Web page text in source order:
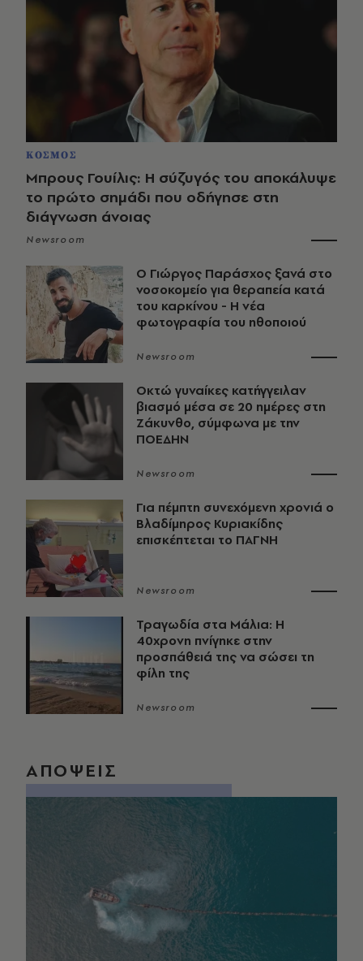
ΚΟΣΜΟΣ
Μπρους Γουίλις: Η σύζυγός του αποκάλυψε
το πρώτο σημάδι που οδήγησε στη
διάγνωση άνοιας
Newsroom
O Γιώργος Παράσχος ξανά στο
νοσοκομείο για θεραπεία κατά
του καρκίνου - Η νέα
φωτογραφία του ηθοποιού
Newsroom
Οκτώ γυναίκες κατήγγειλαν
βιασμό μέσα σε 20 ημέρες στη
Ζάκυνθο, σύμφωνα με την
ΠΟΕΔΗΝ
Newsroom
Για πέμπτη συνεχόμενη χρονιά ο
Βλαδίμηρος Κυριακίδης
επισκέπτεται το ΠΑΓΝΗ
Newsroom
Τραγωδία στα Μάλια: Η
40χρονη πνίγηκε στην
προσπάθειά της να σώσει τη
φίλη της
Newsroom
ΑΠΟΨΕΙΣ